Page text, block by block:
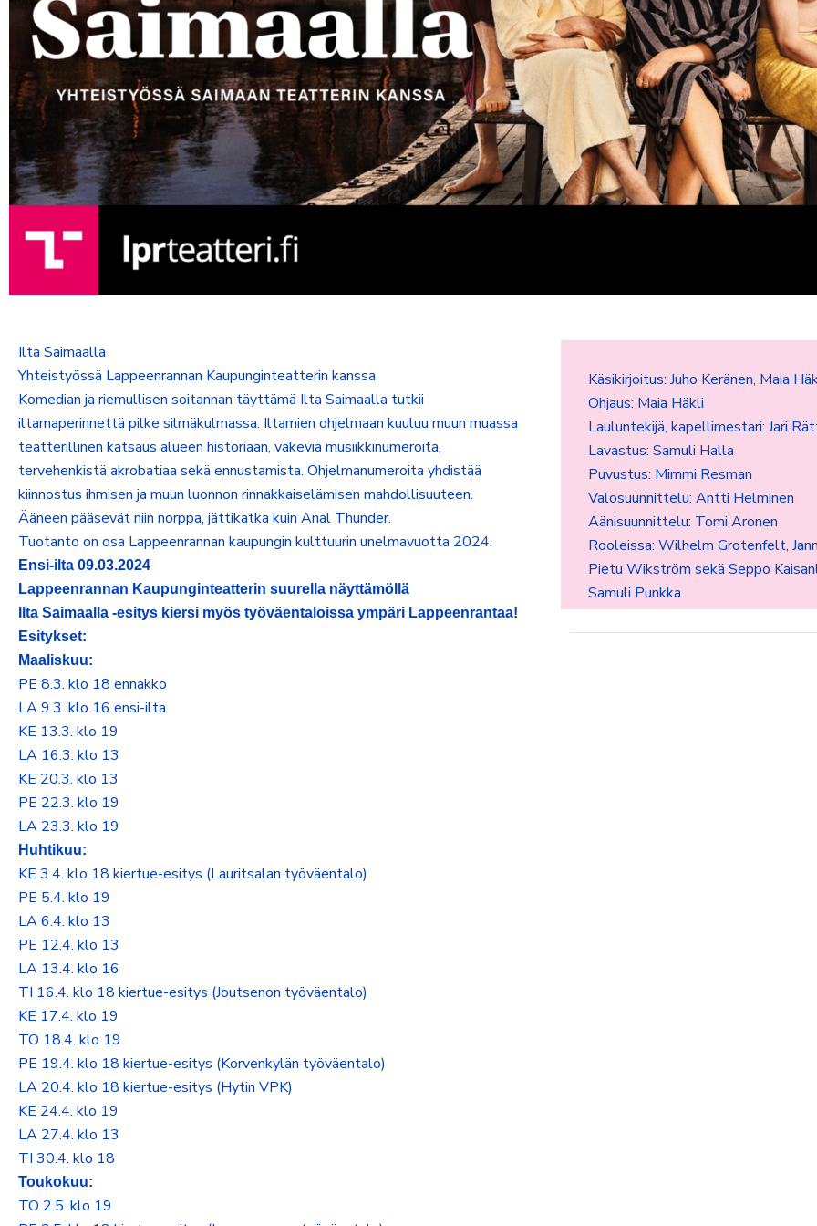
Ilta Saimaalla
Yhteistyössä Lappeenrannan Kaupunginteatterin kanssa
Komedian ja riemullisen soitannan täyttämä Ilta Saimaalla tutkii
iltamaperinnettä pilke silmäkulmassa. Iltamien ohjelmaan kuuluu muun muassa
teatterillinen katsaus alueen historiaan, väkeviä musiikkinumeroita,
tervehenkistä akrobatiaa sekä ennustamista. Ohjelmanumeroita yhdistää
kiinnostus ihmisen ja muun luonnon rinnakkaiselämisen mahdollisuuteen.
Ääneen pääsevät niin norppa, jättikatka kuin Anal Thunder.
Tuotanto on osa Lappeenrannan kaupungin kulttuurin unelmavuotta 2024.
Ensi-ilta 09.03.2024
Lappeenrannan Kaupunginteatterin suurella näyttämöllä
Ilta Saimaalla -esitys kiersi myös työväentaloissa ympäri Lappeenrantaa!
Esitykset:
Maaliskuu:
PE 8.3. klo 18 ennakko
LA 9.3. klo 16 ensi-ilta
KE 13.3. klo 19
LA 16.3. klo 13
KE 20.3. klo 13
PE 22.3. klo 19
LA 23.3. klo 19
Huhtikuu:
KE 3.4. klo 18 kiertue-esitys (Lauritsalan työväentalo)
PE 5.4. klo 19
LA 6.4. klo 13
PE 12.4. klo 13
LA 13.4. klo 16
TI 16.4. klo 18 kiertue-esitys (Joutsenon työväentalo)
KE 17.4. klo 19
TO 18.4. klo 19
PE 19.4. klo 18 kiertue-esitys (Korvenkylän työväentalo)
LA 20.4. klo 18 kiertue-esitys (Hytin VPK)
KE 24.4. klo 19
LA 27.4. klo 13
TI 30.4. klo 18
Toukokuu:
TO 2.5. klo 19
Käsikirjoitus: Juho Keränen, Maia
Ohjaus: Maia Häkli
Lauluntekijä, kapellimestari: Jari
Lavastus: Samuli Halla
Puvustus: Mimmi Resman
Valosuunnittelu: Antti Helminen
Äänisuunnittelu: Tomi Aronen
Rooleissa: Wilhelm Grotenfelt,
Pietu Wikström sekä Seppo
Samuli Punkka